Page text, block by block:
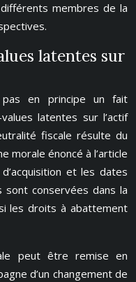
membres de la
latentes sur
en principe un fait
latentes sur l’actif
fiscale résulte du
morale énoncé à l’article
et les dates
sont conservées dans la
les droits à abattement
peut être remise en
d’un changement de